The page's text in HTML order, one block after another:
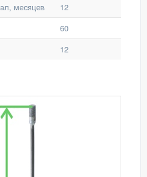
месяцев
12
60
12